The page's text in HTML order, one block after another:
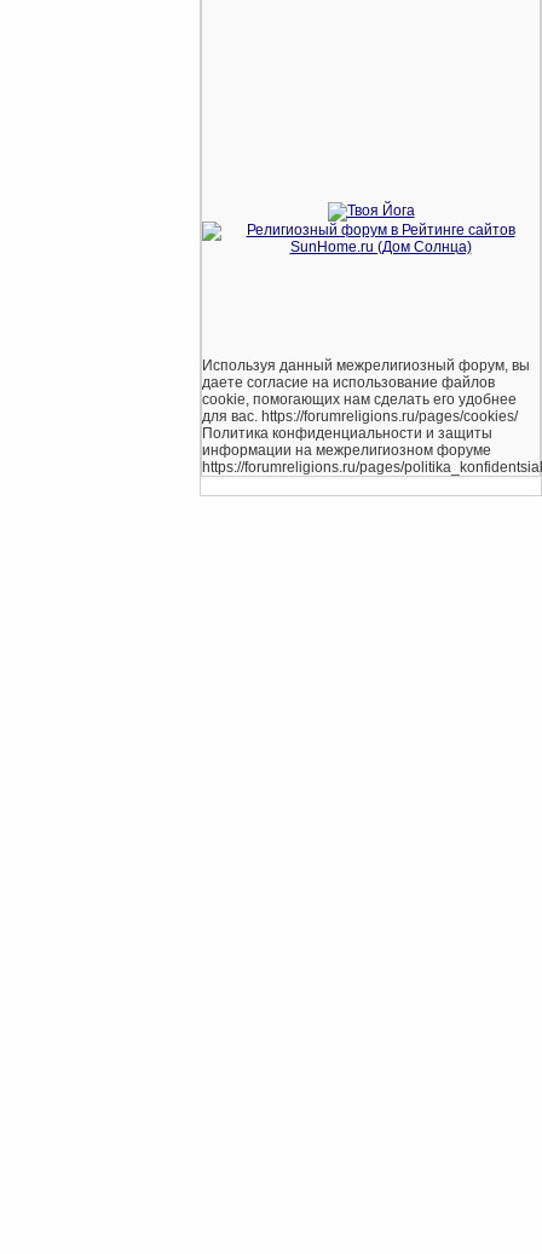
Используя данный межрелигиозный форум, вы
даете согласие на использование файлов
cookie, помогающих нам сделать его удобнее
для вас. https://forumreligions.ru/pages/cookies/
Политика конфиденциальности и защиты
информации на межрелигиозном форуме
https://forumreligions.ru/pages/